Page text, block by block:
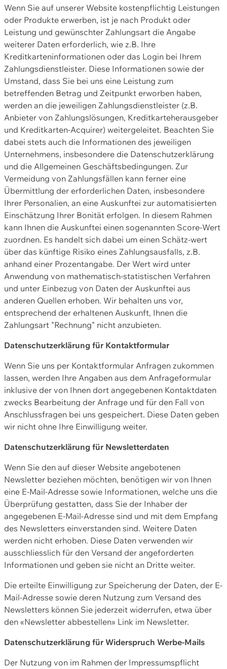
Wenn Sie auf unserer Website kostenpflichtig Leistungen
oder Produkte erwerben, ist je nach Produkt oder
Leistung und gewünschter Zahlungsart die Angabe
weiterer Daten erforderlich, wie z.B. Ihre
Kreditkarteninformationen oder das Login bei Ihrem
Zahlungsdienstleister. Diese Informationen sowie der
Umstand, dass Sie bei uns eine Leistung zum
betreffenden Betrag und Zeitpunkt erworben haben,
werden an die jeweiligen Zahlungsdienstleister (z.B.
Anbieter von Zahlungslösungen, Kreditkarteherausgeber
und Kreditkarten-Acquirer) weitergeleitet. Beachten Sie
dabei stets auch die Informationen des jeweiligen
Unternehmens, insbesondere die Datenschutzerklärung
und die Allgemeinen Geschäftsbedingungen. Zur
Vermeidung von Zahlungsfällen kann ferner eine
Übermittlung der erforderlichen Daten, insbesondere
Ihrer Personalien, an eine Auskunftei zur automatisierten
Einschätzung Ihrer Bonität erfolgen. In diesem Rahmen
kann Ihnen die Auskunftei einen sogenannten Score-Wert
zuordnen. Es handelt sich dabei um einen Schätz-wert
über das künftige Risiko eines Zahlungsausfalls, z.B.
anhand einer Prozentangabe. Der Wert wird unter
Anwendung von mathematisch-statistischen Verfahren
und unter Einbezug von Daten der Auskunftei aus
anderen Quellen erhoben. Wir behalten uns vor,
entsprechend der erhaltenen Auskunft, Ihnen die
Zahlungsart "Rechnung" nicht anzubieten.
Datenschutzerklärung für Kontaktformular
Wenn Sie uns per Kontaktformular Anfragen zukommen
lassen, werden Ihre Angaben aus dem Anfrageformular
inklusive der von Ihnen dort angegebenen Kontaktdaten
zwecks Bearbeitung der Anfrage und für den Fall von
Anschlussfragen bei uns gespeichert. Diese Daten geben
wir nicht ohne Ihre Einwilligung weiter.
Datenschutzerklärung für Newsletterdaten
Wenn Sie den auf dieser Website angebotenen
Newsletter beziehen möchten, benötigen wir von Ihnen
eine E-Mail-Adresse sowie Informationen, welche uns die
Überprüfung gestatten, dass Sie der Inhaber der
angegebenen E-Mail-Adresse sind und mit dem Empfang
des Newsletters einverstanden sind. Weitere Daten
werden nicht erhoben. Diese Daten verwenden wir
ausschliesslich für den Versand der angeforderten
Informationen und geben sie nicht an Dritte weiter.
Die erteilte Einwilligung zur Speicherung der Daten, der E-
Mail-Adresse sowie deren Nutzung zum Versand des
Newsletters können Sie jederzeit widerrufen, etwa über
den «Newsletter abbestellen» Link im Newsletter.
Datenschutzerklärung für Widerspruch Werbe-Mails
Der Nutzung von im Rahmen der Impressumspflicht